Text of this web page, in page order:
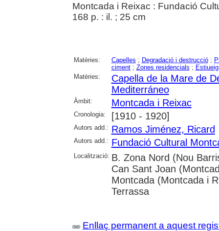
Montcada i Reixac : Fundació
168 p. : il. ; 25 cm
Matèries: Capelles ; Degradació i destrucció;
ciment; Zones residencials ; Estiueig
Matèries:
Capella de la Mare de
Mediterráneo
Àmbit: Montcada i Reixac
Cronologia: [1910 - 1920]
Autors add.: Ramos Jiménez, Ricard
Autors add.: Fundació Cultural
Localització: B. Zona Nord (Nou
Can Sant Joan
Montcada (Montcada i
Terrassa
Enllaç permanent a aquest